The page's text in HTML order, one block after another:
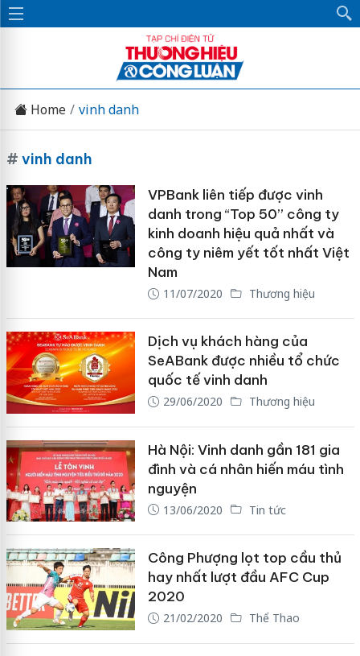
Home vinh danh
# vinh danh
VPBank liên tiếp được vinh
danh trong “Top 50” công ty
kinh doanh hiệu quả nhất và
công ty niêm yết tốt nhất Việt
Nam
11/07/2020 Thương hiệu
Dịch vụ khách hàng của
SeABank được nhiều tổ chức
quốc tế vinh danh
29/06/2020 Thương hiệu
Hà Nội: Vinh danh gần 181 gia
đình và cá nhân hiến máu tình
nguyện
13/06/2020 Tin tức
Công Phượng lọt top cầu thủ
hay nhất lượt đầu AFC Cup
2020
21/02/2020 Thể Thao